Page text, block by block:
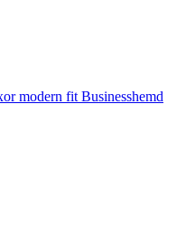
modern fit Businesshemd